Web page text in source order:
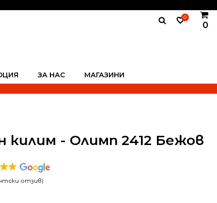
ЗА НАС МАГАЗИНИ
0
0
килим - Олимп 2412 Бежов
отзив)